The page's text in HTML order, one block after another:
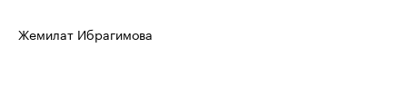
Жемилат Ибрагимова